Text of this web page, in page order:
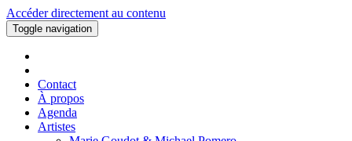
Accéder directement au contenu
Toggle navigation
Contact
À propos
Agenda
Artistes